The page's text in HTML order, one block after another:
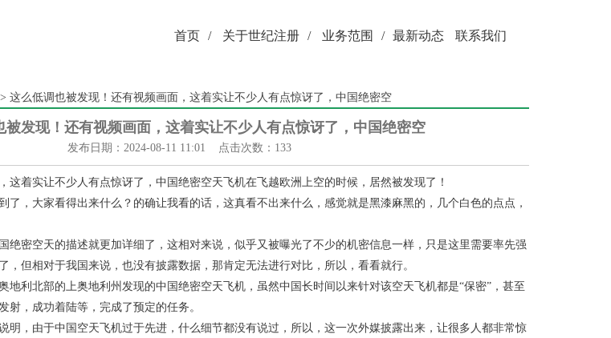
首页 / 关于世纪注册 / 业务范围 / 最新动态 联系我们
> 这么低调也被发现！还有视频画面，这着实让不少人有点惊讶了，中国绝密空
被发现！还有视频画面，这着实让不少人有点惊讶了，中国绝密空
发布日期：2024-08-11 11:01 点击次数：133
这着实让不少人有点惊讶了，中国绝密空天飞机在飞越欧洲上空的时候，居然被发现了！
了，大家看得出来什么？的确让我看的话，这真看不出来什么，感觉就是黑漆麻黑的，几个白色的点点，
密空天的描述就更加详细了，这相对来说，似乎又被曝光了不少的机密信息一样，只是这里需要率先强
，但相对于我国来说，也没有披露数据，那肯定无法进行对比，所以，看看就行。
地利北部的上奥地利州发现的中国绝密空天飞机，虽然中国长时间以来针对该空天飞机都是“保密”，甚至
射，成功着陆等，完成了预定的任务。
明，由于中国空天飞机过于先进，什么细节都没有说过，所以，这一次外媒披露出来，让很多人都非常惊